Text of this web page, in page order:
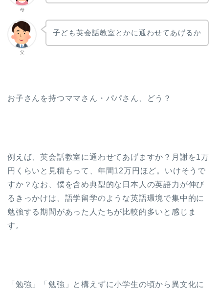
母
父
子ども英会話教室とかに通わせてあげるか
お子さんを持つママさん・パパさん、どう？
例えば、英会話教室に通わせてあげますか？月謝を1万
円くらいと見積もって、年間12万円ほど。いけそうで
すか？なお、僕を含め典型的な日本人の英語力が伸び
るきっかけは、語学留学のような英語環境で集中的に
勉強する期間があった人たちが比較的多いと感じま
す。
「勉強」「勉強」と構えずに小学生の頃から異文化に